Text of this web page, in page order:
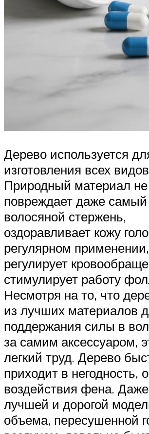
Дерево используется
изготовления всех
Природный материал не
повреждает даже
волосяной стержень,
оздоравливает кожу
регулярном применении,
регулирует
стимулирует работу
Несмотря на то, что
из лучших материалов
поддержания силы в
за самим аксессуаром,
легкий труд. Дерево
приходит в негодность,
воздействия фена.
лучшей и дорогой
объема, пересушенной